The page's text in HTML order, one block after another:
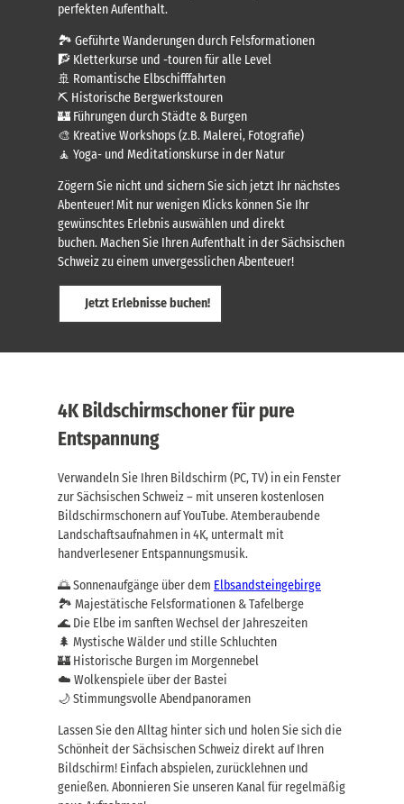
perfekten Aufenthalt.
🏞️ Geführte Wanderungen durch Felsformationen
🧗 Kletterkurse und -touren für alle Level
🚢 Romantische Elbschifffahrten
⛏️ Historische Bergwerkstouren
🏰 Führungen durch Städte & Burgen
🎨 Kreative Workshops (z.B. Malerei, Fotografie)
🧘 Yoga- und Meditationskurse in der Natur
Zögern Sie nicht und sichern Sie sich jetzt Ihr nächstes
Abenteuer! Mit nur wenigen Klicks können Sie Ihr
gewünschtes Erlebnis auswählen und direkt
buchen. Machen Sie Ihren Aufenthalt in der Sächsischen
Schweiz zu einem unvergesslichen Abenteuer!
Jetzt Erlebnisse buchen!
4K Bildschirmschoner für pure
Entspannung
Verwandeln Sie Ihren Bildschirm (PC, TV) in ein Fenster
zur Sächsischen Schweiz – mit unseren kostenlosen
Bildschirmschonern auf YouTube. Atemberaubende
Landschaftsaufnahmen in 4K, untermalt mit
handverlesener Entspannungsmusik.
🌅 Sonnenaufgänge über dem Elbsandsteingebirge
🏞️ Majestätische Felsformationen & Tafelberge
🌊 Die Elbe im sanften Wechsel der Jahreszeiten
🌲 Mystische Wälder und stille Schluchten
🏰 Historische Burgen im Morgennebel
☁️ Wolkenspiele über der Bastei
🌙 Stimmungsvolle Abendpanoramen
Lassen Sie den Alltag hinter sich und holen Sie sich die
Schönheit der Sächsischen Schweiz direkt auf Ihren
Bildschirm! Einfach abspielen, zurücklehnen und
genießen. Abonnieren Sie unseren Kanal für regelmäßig